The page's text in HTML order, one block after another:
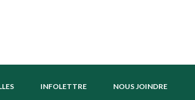
INFOLETTRE NOUS JOINDRE